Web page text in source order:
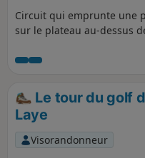
Circuit qui emprunte une
sur le plateau au-dessus
Le tour du golf
Laye
Visorandonneur